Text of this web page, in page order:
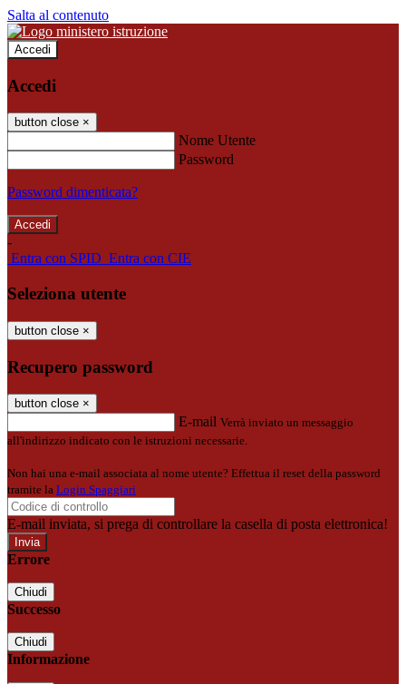
Salta al contenuto
Accedi
Accedi
button close ×
Nome Utente
Password
Password dimenticata?
-
Entra con SPID Entra con CIE
Seleziona utente
button close ×
Recupero password
button close ×
E-mail Verrà inviato un messaggio
all'indirizzo indicato con le istruzioni necessarie.
Non hai una e-mail associata al nome utente? Effettua il reset della password
tramite la Login Spaggiari
E-mail inviata, si prega di controllare la casella di posta elettronica!
Errore
Chiudi
Successo
Chiudi
Informazione